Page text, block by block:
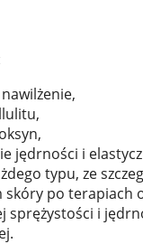
jędrności i
typu, ze
skóry po terapiach
sprężystości i